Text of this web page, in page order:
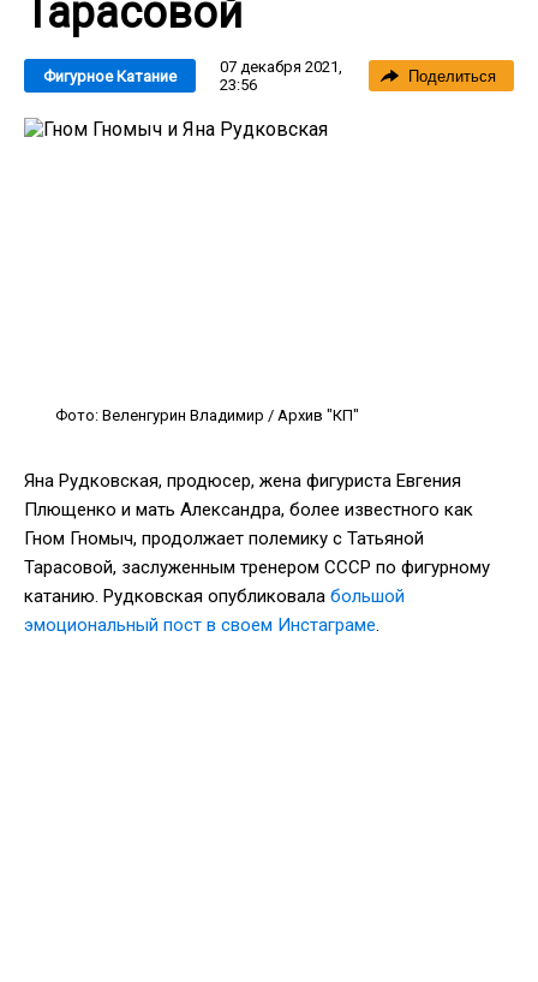
Тарасовой
Фигурное Катание
07 декабря 2021,
23:56
Поделиться
Фото: Веленгурин Владимир / Архив "КП"
Яна Рудковская, продюсер, жена фигуриста Евгения
Плющенко и мать Александра, более известного как
Гном Гномыч, продолжает полемику с Татьяной
Тарасовой, заслуженным тренером СССР по фигурному
катанию. Рудковская опубликовала большой
эмоциональный пост в своем Инстаграме.